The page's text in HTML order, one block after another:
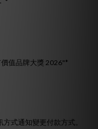
值品牌大獎 2026"*
式通知變更付款方式。